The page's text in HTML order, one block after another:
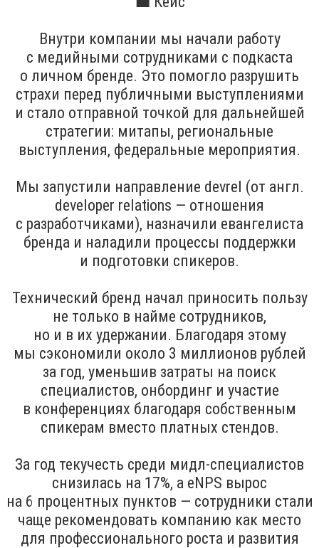
Внутри компании мы начали работу
с медийными сотрудниками с подкаста
о личном бренде. Это помогло разрушить
страхи перед публичными выступлениями
и стало отправной точкой для дальнейшей
стратегии: митапы, региональные
выступления, федеральные мероприятия.
Мы запустили направление devrel (от англ.
developer relations — отношения
с разработчиками), назначили евангелиста
бренда и наладили процессы поддержки
и подготовки спикеров.
Технический бренд начал приносить пользу
не только в найме сотрудников,
но и в их удержании. Благодаря этому
мы сэкономили около 3 миллионов рублей
за год, уменьшив затраты на поиск
специалистов, онбординг и участие
в конференциях благодаря собственным
спикерам вместо платных стендов.
За год текучесть среди мидл-специалистов
снизилась на 17%, а eNPS вырос
на 6 процентных пунктов — сотрудники стали
чаще рекомендовать компанию как место
для профессионального роста и развития